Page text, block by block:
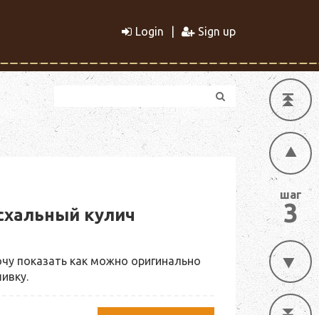
Login Sign up
кулич
показать как можно оригинально
шаг
3